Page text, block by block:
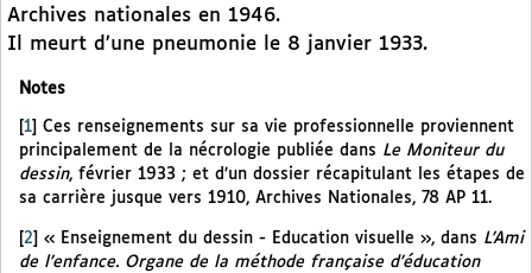
Archives nationales en 1946.
Il meurt d’une pneumonie le 8 janvier 1933.
Notes
1
Ces renseignements sur sa vie professionnelle proviennent
principalement de la nécrologie publiée dans Le Moniteur du
dessin, février 1933 ; et d’un dossier récapitulant les étapes de
sa carrière jusque vers 1910, Archives Nationales, 78 AP 11.
[2] « Enseignement du dessin - Education visuelle », dans L’Ami
de l’enfance. Organe de la méthode française d’éducation